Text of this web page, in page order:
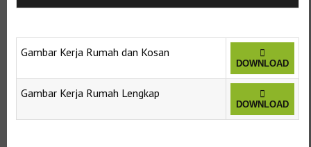
Gambar Kerja Rumah dan Kosan
DOWNLOAD
Gambar Kerja Rumah Lengkap
DOWNLOAD